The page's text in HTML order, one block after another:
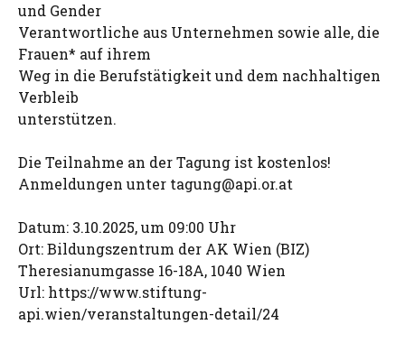
und Gender
Verantwortliche aus Unternehmen sowie alle, die
Frauen* auf ihrem
Weg in die Berufstätigkeit und dem nachhaltigen
Verbleib
unterstützen.
Die Teilnahme an der Tagung ist kostenlos!
Anmeldungen unter tagung@api.or.at
Datum: 3.10.2025, um 09:00 Uhr
Ort: Bildungszentrum der AK Wien (BIZ)
Theresianumgasse 16-18A, 1040 Wien
Url: https://www.stiftung-
api.wien/veranstaltungen-detail/24